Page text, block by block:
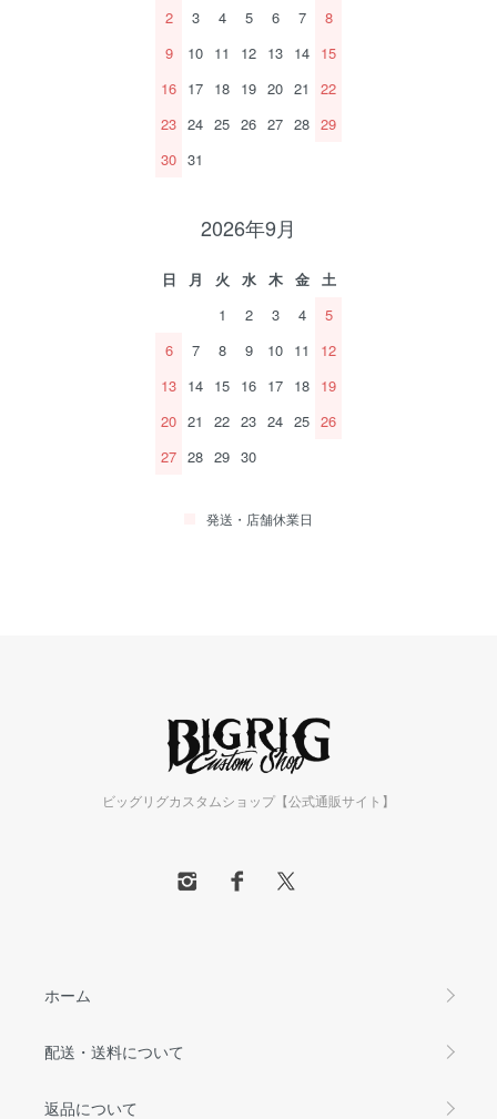
2
3 4 5 6 7
8
9
10 11 12 13 14 15
16 17 18 19 20 21
22
23 24 25 26 27 28 29
30 31
2026年9月
日 月 火 水 木 金
土
1
2 3 4
5
6
7 8 9 10 11
12
13 14 15 16 17 18 19
20 21 22 23 24 25 26
27 28 29 30
発送・店舗休業日
ビッグリグカスタムショップ【公式通販サイト】
ホーム
配送・送料について
返品について